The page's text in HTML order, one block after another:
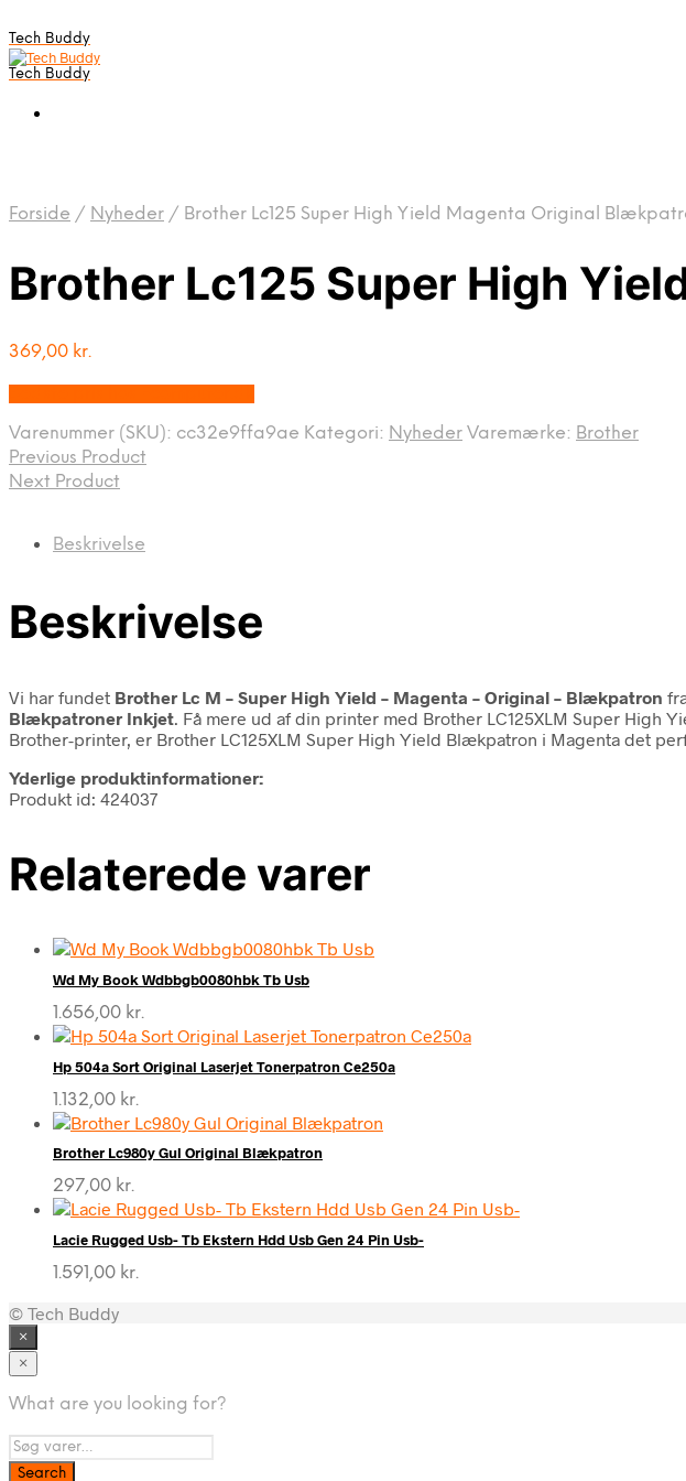
Tech Buddy
Tech Buddy
Forside / Nyheder / Brother Lc125 Super High Yield Magenta Original
Brother Lc125 Super High
369,00 kr.
Varenummer (SKU): cc32e9ffa9ae Kategori: Nyheder Varemærke: Brother
Previous Product
Next Product
Beskrivelse
Beskrivelse
Vi har fundet Brother Lc M – Super High Yield – Magenta – Original – Blækpatron
Blækpatroner Inkjet . Få mere ud af din printer med Brother LC125XLM Super
Brother-printer, er Brother LC125XLM Super High Yield Blækpatron i Magenta det
Yderlige produktinformationer:
Produkt id: 424037
Relaterede varer
Wd My Book Wdbbgb0080hbk Tb Usb
1.656,00 kr.
Hp 504a Sort Original Laserjet Tonerpatron Ce250a
1.132,00 kr.
Brother Lc980y Gul Original Blækpatron
297,00 kr.
Lacie Rugged Usb- Tb Ekstern Hdd Usb Gen 24 Pin Usb-
1.591,00 kr.
© Tech Buddy
×
×
What are you looking for?